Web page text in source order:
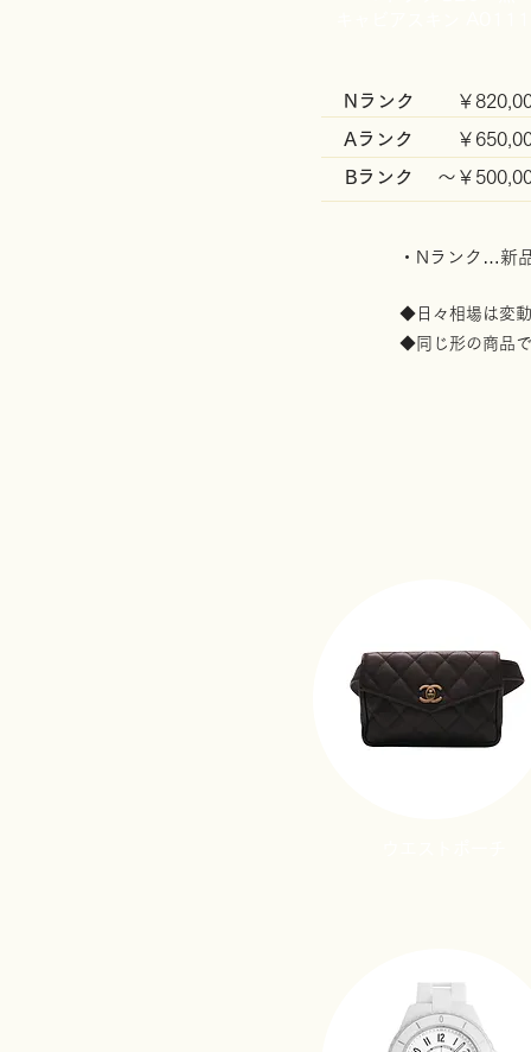
Nランク
Aランク
​Bランク
￥
￥
～￥
・​Nランク…
◆日々相場は変
​◆同じ形の商品